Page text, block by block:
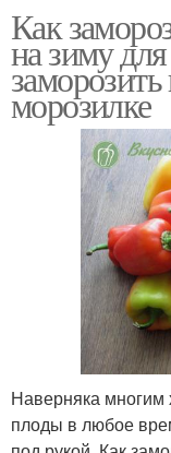
Как
на зиму
морозилке
Наверняка многим
плоды в любое